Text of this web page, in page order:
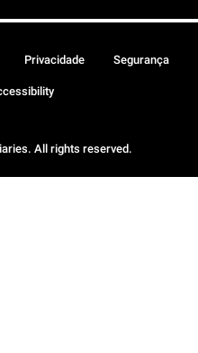
All rights reserved.
Privacidade Segurança